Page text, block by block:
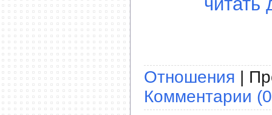
Отношения |
Комментарии